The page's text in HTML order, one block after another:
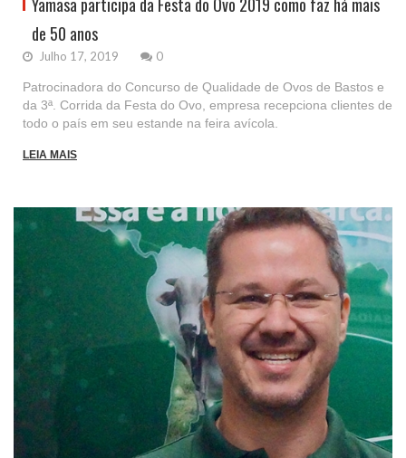
Yamasa participa da Festa do Ovo 2019 como faz há mais
de 50 anos
Julho 17, 2019 0
Patrocinadora do Concurso de Qualidade de Ovos de Bastos e
da 3ª. Corrida da Festa do Ovo, empresa recepciona clientes de
todo o país em seu estande na feira avícola.
LEIA MAIS